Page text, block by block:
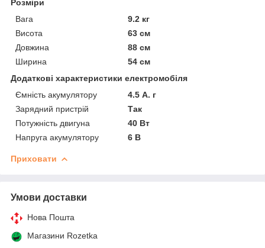
Розміри
Вага
9.2 кг
Висота
63 см
Довжина
88 см
Ширина
54 см
Додаткові характеристики електромобіля
Ємність акумулятору
4.5 А. г
Зарядний пристрій
Так
Потужність двигуна
40 Вт
Напруга акумулятору
6 В
Приховати
Умови доставки
Нова Пошта
Магазини Rozetka